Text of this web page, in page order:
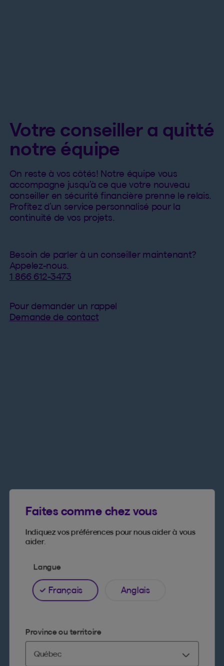
Votre conseiller a quitté
notre équipe
On reste à vos côtés! Notre équipe vous
accompagne jusqu’à ce que votre nouveau
conseiller en sécurité financière prenne le relais.
Profitez d’un service personnalisé pour la
continuité de vos projets.
Besoin de parler à un conseiller maintenant?
Appelez-nous.
1 866 612-3473
Pour demander un rappel
Demande de contact
Faites comme chez vous
Indiquez vos préférences pour nous aider à vous
aider.
Langue
Français Anglais
Province ou territoire